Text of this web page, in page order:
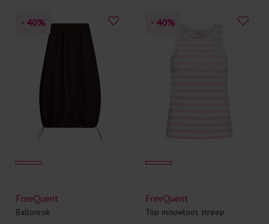
- 40%
FreeQuent
Ballonrok
- 40%
FreeQuent
Top mouwloos streep